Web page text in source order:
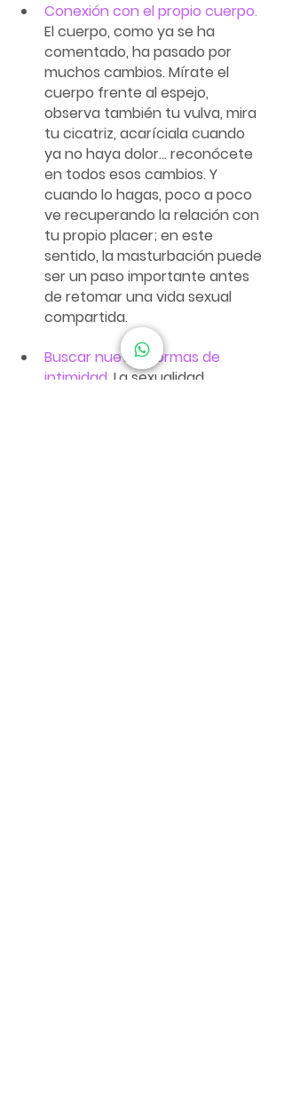
Conexión con el propio cuerpo.
El cuerpo, como ya se ha
comentado, ha pasado por
muchos cambios. Mírate el
cuerpo frente al espejo,
observa también tu vulva, mira
tu cicatriz, acaríciala cuando
ya no haya dolor... reconócete
en todos esos cambios. Y
cuando lo hagas, poco a poco
ve recuperando la relación con
tu propio placer; en este
sentido, la masturbación puede
ser un paso importante antes
de retomar una vida sexual
compartida.
Buscar nuevas formas de
intimidad La sexualidad